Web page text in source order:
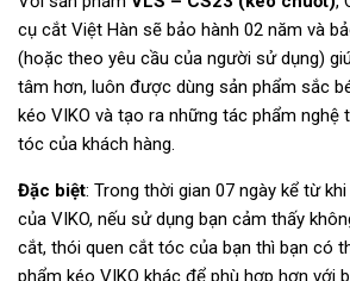
cụ cắt Việt Hàn sẽ bảo hành 02 năm và
(hoặc theo yêu cầu của người sử dụng)
tâm hơn, luôn được dùng sản phẩm sắc
kéo VIKO và tạo ra những tác phẩm
tóc của khách hàng.
Đặc biệt: Trong thời gian 07 ngày kể từ
của VIKO, nếu sử dụng bạn cảm thấy
cắt, thói quen cắt tóc của bạn thì bạn có